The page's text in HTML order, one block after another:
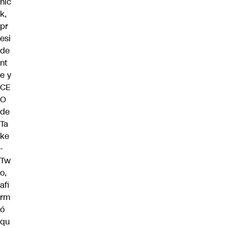
k,
pr
esi
de
nt
e y
CE
O
de
Ta
ke
-
Tw
o,
afi
rm
ó
qu